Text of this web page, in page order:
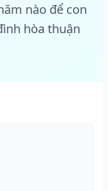
nào để con
hòa thuận